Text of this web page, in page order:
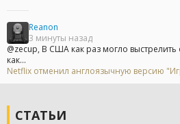
Reanon
3 минуты назад
@zecup, В США как раз могло
как...
Netflix отменил англоязычную версию
СТАТЬИ